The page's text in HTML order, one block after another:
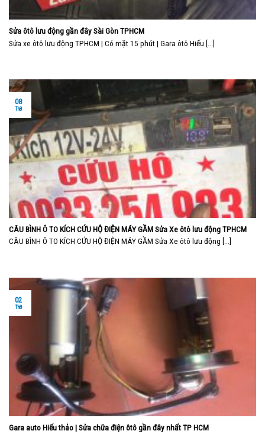
Sửa ôtô lưu động gần đây Sài Gòn TPHCM
Sửa xe ôtô lưu động TPHCM | Có mặt 15 phút | Gara ôtô Hiếu [...]
CÂU BÌNH Ô TO KÍCH CỨU HỘ ĐIỆN MÁY GẦM Sửa Xe ôtô lưu động TPHCM
CÂU BÌNH Ô TO KÍCH CỨU HỘ ĐIỆN MÁY GẦM Sửa Xe ôtô lưu động [...]
08
Th8
Gara auto Hiếu thảo | Sửa chữa điện ôtô gần đây nhất TP HCM
02
Th8